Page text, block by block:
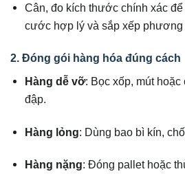
Cân, đo kích thước chính xác
cước hợp lý và sắp xếp phương
2. Đóng gói hàng hóa đúng cách
Hàng dễ vỡ: Bọc xốp, mút
đập.
Hàng lỏng: Dùng bao bì kín,
Hàng nặng: Đóng pallet hoặc